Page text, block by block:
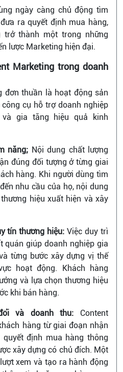
ngày càng chủ động tìm
ra quyết định mua hàng,
trở thành một trong những
lược Marketing hiện đại.
Marketing trong doanh
đơn thuần là hoạt động sản
cụ hỗ trợ doanh nghiệp
gia tăng hiệu quả kinh
năng; Nội dung chất lượng
đúng đối tượng ở từng giai
hàng. Khi người dùng tìm
nhu cầu của họ, nội dung
hiệu xuất hiện và xây
tín thương hiệu:Việc duy trì
quán giúp doanh nghiệp gia
từng bước xây dựng vị thế
hoạt động. Khách hàng
và lựa chọn thương hiệu
khi bán hàng.
và doanh thu: Content
hàng từ giai đoạn nhận
định mua hàng thông
xây dựng có chủ đích. Một
xem và tạo ra hành động